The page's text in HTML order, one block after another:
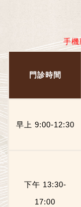
手機
門診時間
早上 9:00-12:30
下午 13:30-
17:00